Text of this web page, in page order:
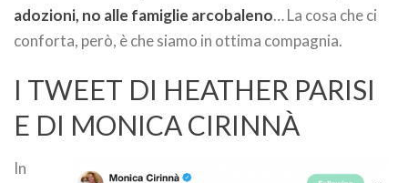
adozioni, no alle famiglie arcobaleno… La cosa che ci
conforta, però, è che siamo in ottima compagnia.
I TWEET DI HEATHER PARISI
E DI MONICA CIRINNÀ
In